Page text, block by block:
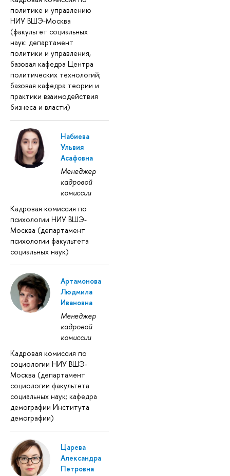
политике и управлению
НИУ ВШЭ-Москва
(факультет социальных
наук: департамент
политики и управления,
базовая кафедра Центра
политических технологий;
базовая кафедра теории и
практики взаимодействия
бизнеса и власти)
Набиева
Ульвия
Асафовна
Менеджер
кадровой
комиссии
Кадровая комиссия по
психологии НИУ ВШЭ-
Москва (департамент
психологии факультета
социальных наук)
Артамонова
Людмила
Ивановна
Менеджер
кадровой
комиссии
Кадровая комиссия по
социологии НИУ ВШЭ-
Москва (департамент
социологии факультета
социальных наук; кафедра
демографии Института
демографии)
Царева
Александра
Петровна